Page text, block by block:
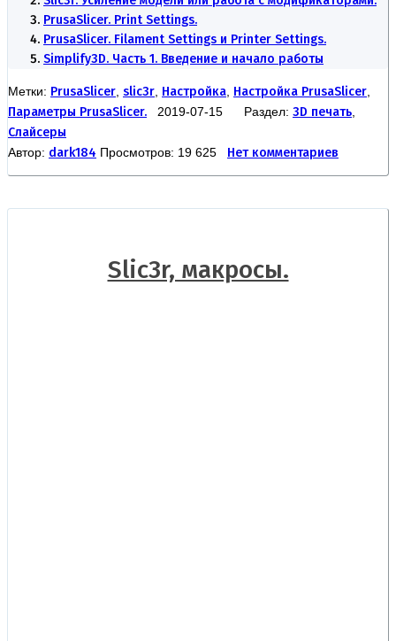
PrusaSlicer. Print Settings.
PrusaSlicer. Filament Settings и Printer Settings.
Simplify3D. Часть 1. Введение и начало работы
Метки: PrusaSlicer slic3r Настройка Настройка PrusaSlicer
Параметры PrusaSlicer. 2019-07-15 Раздел: 3D печать
Слайсеры
Автор: dark184 Просмотров: 19 625 Нет комментариев
Slic3r, макросы.